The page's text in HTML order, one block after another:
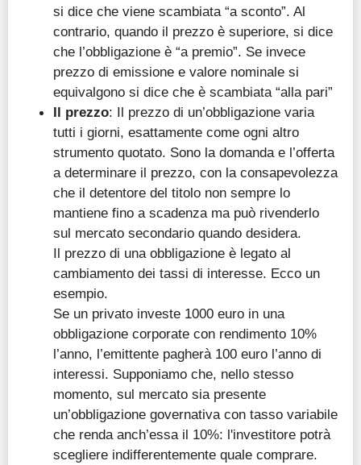
si dice che viene scambiata “a sconto”. Al
contrario, quando il prezzo è superiore, si dice
che l’obbligazione è “a premio”. Se invece
prezzo di emissione e valore nominale si
equivalgono si dice che è scambiata “alla pari”
Il prezzo: Il prezzo di un’obbligazione varia
tutti i giorni, esattamente come ogni altro
strumento quotato. Sono la domanda e l’offerta
a determinare il prezzo, con la consapevolezza
che il detentore del titolo non sempre lo
mantiene fino a scadenza ma può rivenderlo
sul mercato secondario quando desidera.
Il prezzo di una obbligazione è legato al
cambiamento dei tassi di interesse. Ecco un
esempio.
Se un privato investe 1000 euro in una
obbligazione corporate con rendimento 10%
l’anno, l’emittente pagherà 100 euro l’anno di
interessi. Supponiamo che, nello stesso
momento, sul mercato sia presente
un’obbligazione governativa con tasso variabile
che renda anch’essa il 10%: l'investitore potrà
scegliere indifferentemente quale comprare.